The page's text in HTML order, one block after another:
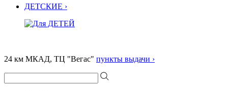
ДЕТСКИЕ ›
24 км МКАД, ТЦ "Вегас" пункты выдачи ›